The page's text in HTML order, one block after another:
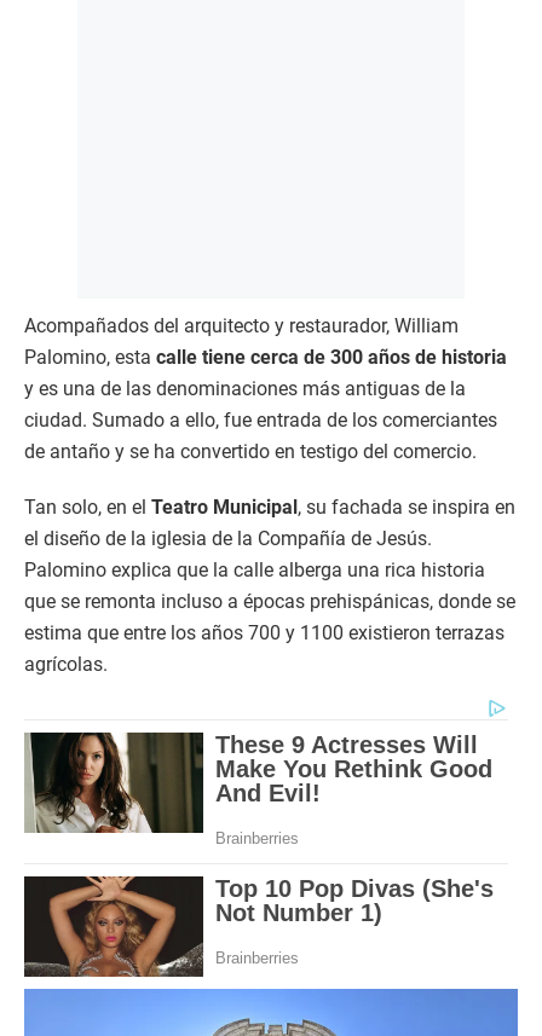
Acompañados del arquitecto y restaurador, William
Palomino, esta calle tiene cerca de 300 años de historia
y es una de las denominaciones más antiguas de la
ciudad. Sumado a ello, fue entrada de los comerciantes
de antaño y se ha convertido en testigo del comercio.
Tan solo, en el Teatro Municipal , su fachada se inspira en
el diseño de la iglesia de la Compañía de Jesús.
Palomino explica que la calle alberga una rica historia
que se remonta incluso a épocas prehispánicas, donde se
estima que entre los años 700 y 1100 existieron terrazas
agrícolas.